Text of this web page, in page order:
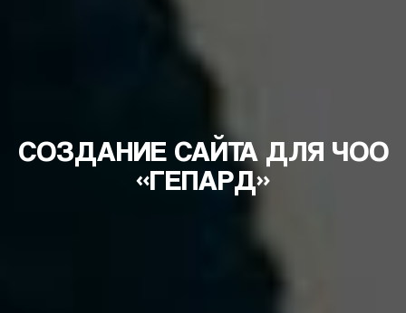
СОЗДАНИЕ САЙТА ДЛЯ ЧОО
«ГЕПАРД»